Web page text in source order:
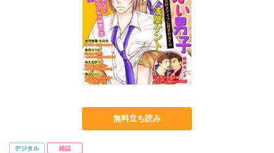
無料立ち読み
デジタル 雑誌